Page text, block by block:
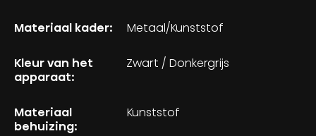
Materiaal kader: Metaal/Kunststof
Kleur van het
apparaat:
Zwart / Donkergrijs
Materiaal
behuizing:
Kunststof